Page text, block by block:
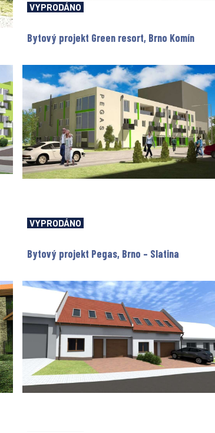
VYPRODÁNO
Bytový projekt Green resort, Brno Komín
VYPRODÁNO
Bytový projekt Pegas, Brno – Slatina